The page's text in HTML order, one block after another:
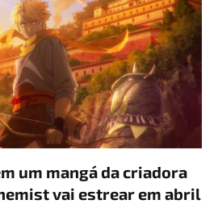
um mangá da criadora
vai estrear em abril